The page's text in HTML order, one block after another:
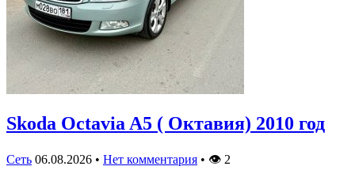
Skoda Octavia A5 ( Октавия) 2010 год
Сеть 06.08.2026 • Нет комментария • 👁 2